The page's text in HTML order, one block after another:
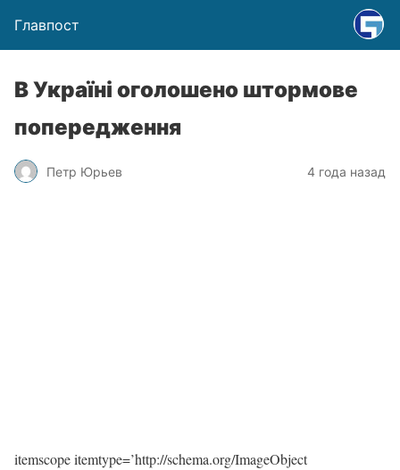
Главпост
В Україні оголошено штормове
попередження
Петр Юрьев 4 года назад
itemscope itemtype=’http://schema.org/ImageObject